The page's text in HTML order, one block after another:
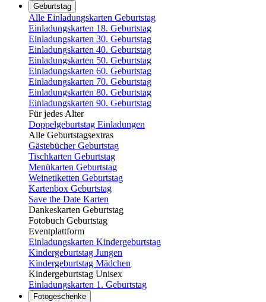
Geburtstag
Alle Einladungskarten Geburtstag
Einladungskarten 18. Geburtstag
Einladungskarten 30. Geburtstag
Einladungskarten 40. Geburtstag
Einladungskarten 50. Geburtstag
Einladungskarten 60. Geburtstag
Einladungskarten 70. Geburtstag
Einladungskarten 80. Geburtstag
Einladungskarten 90. Geburtstag
Für jedes Alter
Doppelgeburtstag Einladungen
Alle Geburtstagsextras
Gästebücher Geburtstag
Tischkarten Geburtstag
Menükarten Geburtstag
Weinetiketten Geburtstag
Kartenbox Geburtstag
Save the Date Karten
Dankeskarten Geburtstag
Fotobuch Geburtstag
Eventplattform
Einladungskarten Kindergeburtstag
Kindergeburtstag Jungen
Kindergeburtstag Mädchen
Kindergeburtstag Unisex
Einladungskarten 1. Geburtstag
Fotogeschenke